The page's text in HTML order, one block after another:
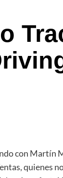
con Martín
quienes